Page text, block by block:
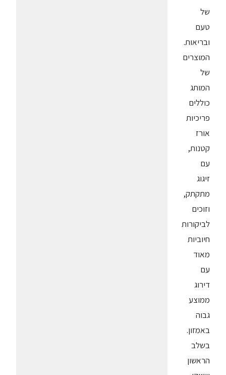
של
טעם
ובריאות.
המוצרים
של
המותג
כוללים
פריכיות
אורז
קטנות,
עם
זיגוג
מתקתק,
וזוכים
לביקורות
חיוביות
מאוד
עם
דירוג
ממוצע
גבוה
באמזון.
בשלב
הראשון